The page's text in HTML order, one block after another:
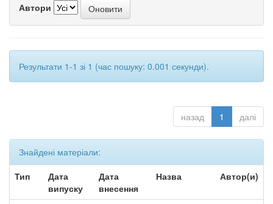
Автори
Результати 1-1 зі 1 (час пошуку: 0.001 секунди).
назад 1 далі
Знайдені матеріали:
Тип
Дата
випуску
Дата
внесення
Назва Автор(и)